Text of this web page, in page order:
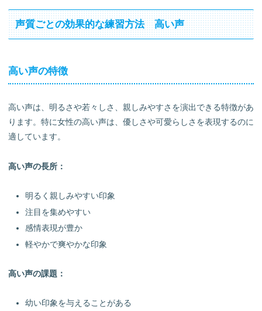
声質ごとの効果的な練習方法 高い声
高い声の特徴
高い声は、明るさや若々しさ、親しみやすさを演出できる特徴があ
ります。特に女性の高い声は、優しさや可愛らしさを表現するのに
適しています。
高い声の長所：
明るく親しみやすい印象
注目を集めやすい
感情表現が豊か
軽やかで爽やかな印象
高い声の課題：
幼い印象を与えることがある